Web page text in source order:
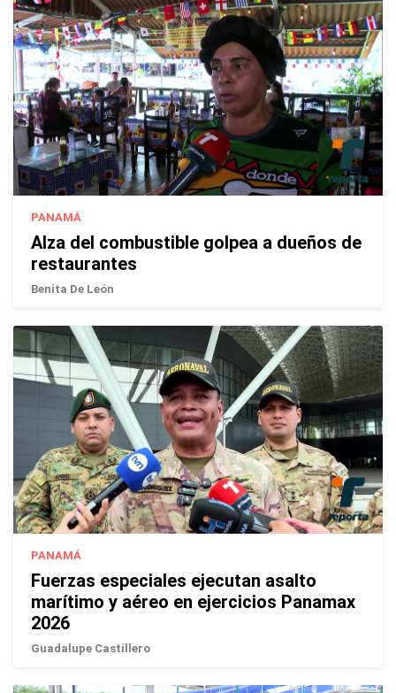
PANAMÁ
Alza del combustible golpea a dueños de
restaurantes
Benita De León
PANAMÁ
Fuerzas especiales ejecutan asalto
marítimo y aéreo en ejercicios Panamax
2026
Guadalupe Castillero